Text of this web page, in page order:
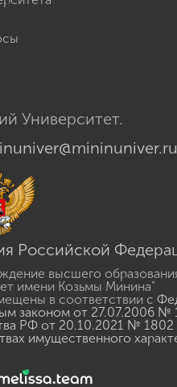
Университет.
Российской
высшего
имени Козьмы Минина"
в соответствии с
законом от 27.07.2006 №
РФ от 20.10.2021 № 1802
имущественного